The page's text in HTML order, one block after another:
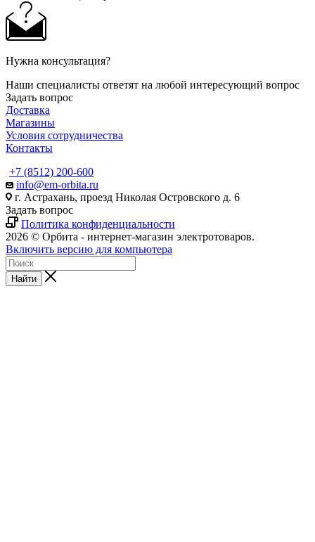
Нужна консультация?
Наши специалисты ответят на любой интересующий вопрос
Задать вопрос
Доставка
Магазины
Условия сотрудничества
Контакты
+7 (8512) 200-600
info@em-orbita.ru
г. Астрахань, проезд Николая Островского д. 6
Задать вопрос
Политика конфиденциальности
2026 © Орбита - интернет-магазин электротоваров.
Включить версию для компьютера
Найти